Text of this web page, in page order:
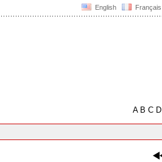
English Français
AB C D